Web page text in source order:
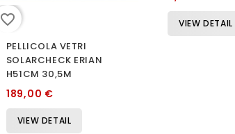
favorite_border
PELLICOLA VETRI
SOLARCHECK ERIAN
H51CM 30,5M
189,00 €
VIEW DETAIL
VIEW DETAIL